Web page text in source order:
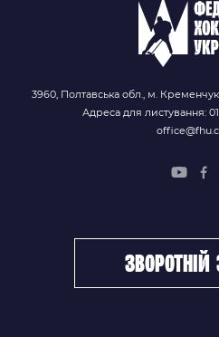
3960, Полтавська обл., м.
Адреса для листування:
зворотній